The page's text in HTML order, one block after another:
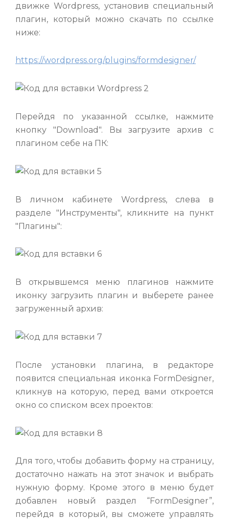
движке Wordpress, установив специальный
плагин, который можно скачать по ссылке
ниже:
https://wordpress.org/plugins/formdesigner/
Перейдя по указанной ссылке, нажмите
кнопку "Download". Вы загрузите архив с
плагином себе на ПК:
В личном кабинете Wordpress, слева в
разделе "Инструменты", кликните на пункт
"Плагины":
В открывшемся меню плагинов нажмите
иконку загрузить плагин и выберете ранее
загруженный архив:
После установки плагина, в редакторе
появится специальная иконка FormDesigner,
кликнув на которую, перед вами откроется
окно со списком всех проектов:
Для того, чтобы добавить форму на страницу,
достаточно нажать на этот значок и выбрать
нужную форму. Кроме этого в меню будет
добавлен новый раздел “FormDesigner”,
перейдя в который, вы сможете управлять